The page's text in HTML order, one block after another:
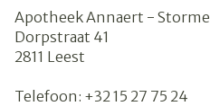
Apotheek Annaert - Storme
Dorpstraat 41
2811 Leest
Telefoon: +32 15 27 75 24